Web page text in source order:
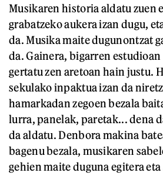
Musikaren historia aldatu zuen
grabatzeko aukera izan dugu,
da. Musika maite dugunontzat
da. Gainera, bigarren estudioan
gertatu zen aretoan hain justu.
sekulako inpaktua izan da
hamarkadan zegoen bezala
lurra, panelak, paretak... dena
da aldatu. Denbora makina
bagenu bezala, musikaren
gehien maite duguna egitera